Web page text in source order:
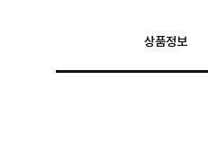
상품정보